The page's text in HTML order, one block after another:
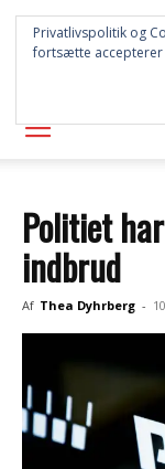
Politiet
indbrud
Af Thea Dyhrberg -
Privatlivspolitik og
fortsætte accepterer